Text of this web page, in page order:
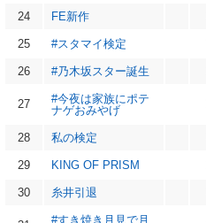
24 FE新作
25 #スタマイ検定
26 #乃木坂スター誕生
27
#今夜は家族にポテ
ナゲおみやげ
28 私の検定
29 KING OF PRISM
30 糸井引退
#すき焼き月見で月